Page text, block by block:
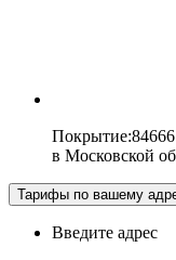
Покрытие:
в Московской
Тарифы по вашему
Введите адрес